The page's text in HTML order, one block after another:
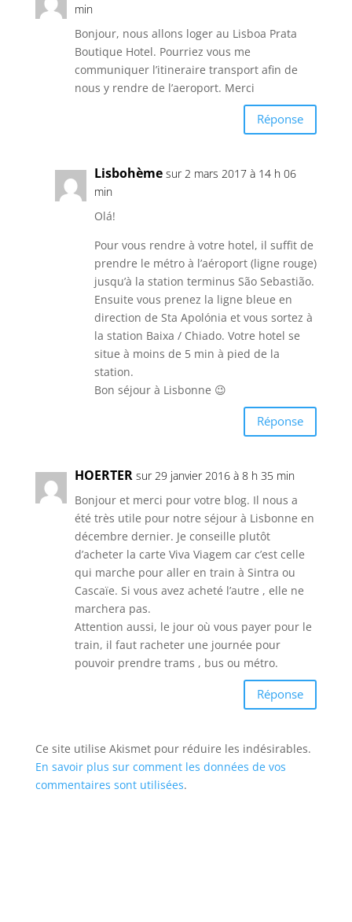
min
Bonjour, nous allons loger au Lisboa Prata
Boutique Hotel. Pourriez vous me
communiquer l’itineraire transport afin de
nous y rendre de l’aeroport. Merci
Réponse
Lisbohème sur 2 mars 2017 à 14 h 06
min
Olá!
Pour vous rendre à votre hotel, il suffit de
prendre le métro à l’aéroport (ligne rouge)
jusqu’à la station terminus São Sebastião.
Ensuite vous prenez la ligne bleue en
direction de Sta Apolónia et vous sortez à
la station Baixa / Chiado. Votre hotel se
situe à moins de 5 min à pied de la
station.
Bon séjour à Lisbonne 😉
Réponse
HOERTER sur 29 janvier 2016 à 8 h 35 min
Bonjour et merci pour votre blog. Il nous a
été très utile pour notre séjour à Lisbonne en
décembre dernier. Je conseille plutôt
d’acheter la carte Viva Viagem car c’est celle
qui marche pour aller en train à Sintra ou
Cascaïe. Si vous avez acheté l’autre , elle ne
marchera pas.
Attention aussi, le jour où vous payer pour le
train, il faut racheter une journée pour
pouvoir prendre trams , bus ou métro.
Réponse
Ce site utilise Akismet pour réduire les indésirables.
En savoir plus sur comment les données de vos
commentaires sont utilisées.